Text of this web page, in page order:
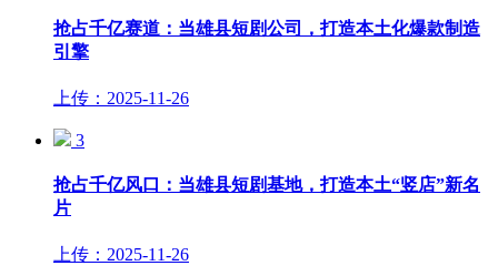
抢占千亿赛道：当雄县短剧公司，打造本土化爆款制造
引擎
上传：2025-11-26
3
抢占千亿风口：当雄县短剧基地，打造本土“竖店”新名
片
上传：2025-11-26